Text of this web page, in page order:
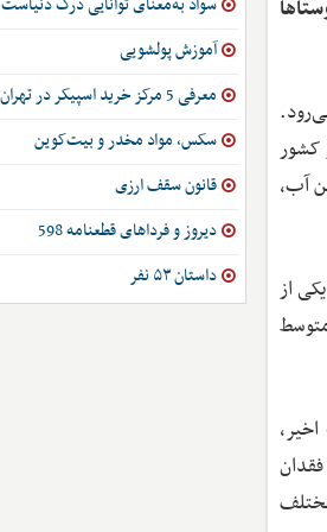
کشور
آب،
از
فقدان
آموزش پولشویی
معرفی 5 مرکز خرید اسپیکر در تهران
سکس، مواد مخدر و بیت‌کوین
قانون سقف ارزی
دیروز و فرداهای قطعنامه 598
داستان ۵۳ نفر